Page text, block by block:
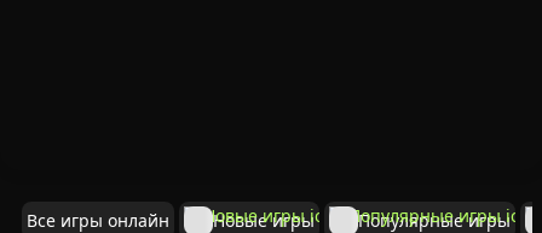
Все игры онлайн Новые игры Популярные игры